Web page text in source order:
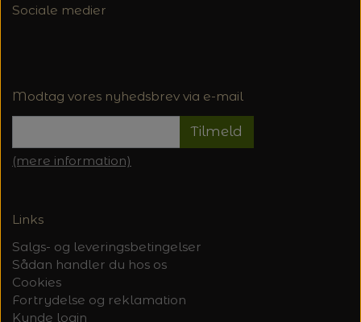
Sociale medier
Modtag vores nyhedsbrev via e-mail
Tilmeld
(mere information)
Links
Salgs- og leveringsbetingelser
Sådan handler du hos os
Cookies
Fortrydelse og reklamation
Kunde login